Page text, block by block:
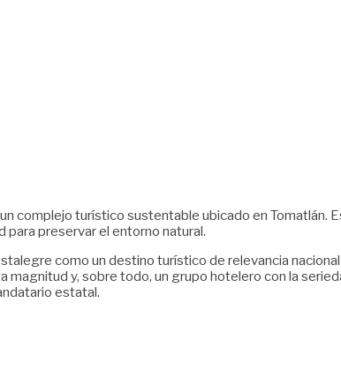
complejo turístico sustentable ubicado en Tomatlán.
preservar el entorno natural.
como un destino turístico de relevancia
y, sobre todo, un grupo hotelero con la
estatal.